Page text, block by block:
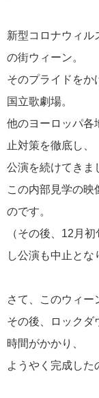
新型コロナウィル
の街ウィーン。
そのプライドをか
国立歌劇場。
他のヨーロッパ各
止対策を徹底し、
公演を続けてきま
この内部見学の映
のです。
（その後、12月
し公演も中止とな
さて、このウィー
その後、ロックダ
時間がかかり、
ようやく完成した
ピアノ鑑賞ツアー
年末年始音楽の旅
シャンソン
ザルツブルグ・イ
フリープラン
マエストロ日記
サリエリ